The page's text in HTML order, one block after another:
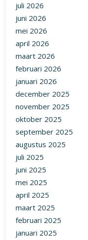
juli 2026
juni 2026
mei 2026
april 2026
maart 2026
februari 2026
januari 2026
december 2025
november 2025
oktober 2025
september 2025
augustus 2025
juli 2025
juni 2025
mei 2025
april 2025
maart 2025
februari 2025
januari 2025